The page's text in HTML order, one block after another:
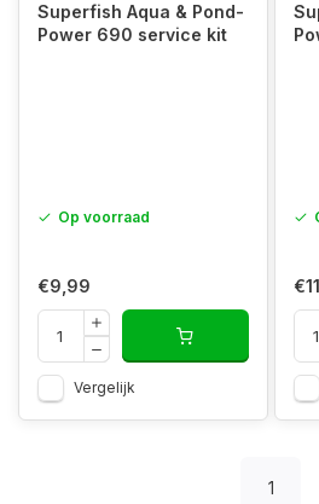
Superfish Aqua & Pond-
Power 690 service kit
Op voorraad
€9,99
Vergelijk
1